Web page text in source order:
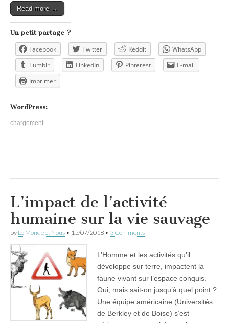
Read more →
Un petit partage ?
Facebook Twitter Reddit
WhatsApp
Tumblr
LinkedIn Pinterest
E-mail
Imprimer
WordPress:
chargement…
L’impact de l’activité
humaine sur la vie sauvage
by Le Monde et Nous • 15/07/2018 • 3 Comments
L’Homme et les activités qu’il
développe sur terre, impactent la
faune vivant sur l’espace conquis.
Oui, mais sait-on jusqu’à quel point ?
Une équipe américaine (Universités
de Berkley et de Boise) s’est